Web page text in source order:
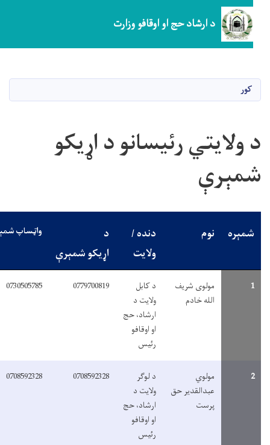
د ارشاد حج او اوقافو وزارت
رئیسانو د اړیکو
نوم
دنده /
ولایت
اړیکو شمېرې
واټساپ شمېرې
مولوی شریف
الله خادم
د کابل
ولایت د
ارشاد، حج
او اوقافو
رئیس
0779700819
0730505785
مولوي
عبدالقدیر حق
پرست
د لوګر
ولایت د
ارشاد، حج
او اوقافو
رئیس
0708592328
0708592328